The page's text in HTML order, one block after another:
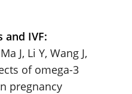
and IVF:
J, Li Y, Wang J,
of omega-3
pregnancy